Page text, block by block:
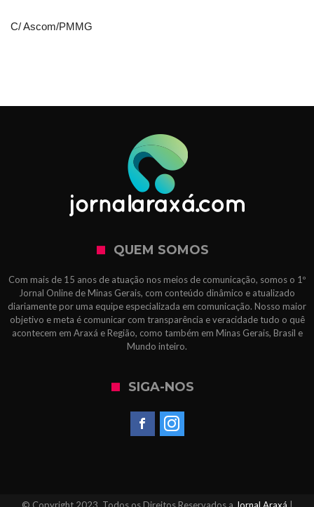
C/ Ascom/PMMG
QUEM SOMOS
Com mais de 15 anos de atuação nos meios de comunicação, somos o 1º
Jornal Online de Minas Gerais, com conteúdo dinâmico e atualizado
diariamente por uma equipe especializada em comunicação. Nosso maior
objetivo e meta é comunicar com transparência e veracidade tudo o quê
acontecem em Araxá e Região, como também em Minas Gerais, Brasil e
Mundo inteiro.
SIGA-NOS